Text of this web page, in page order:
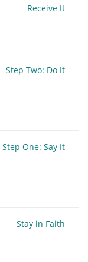
Receive It
Step Two: Do It
Step One: Say It
Stay in Faith